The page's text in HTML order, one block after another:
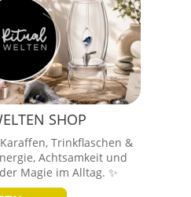
SHOP
Trinkflaschen &
Achtsamkeit und
Magie im Alltag. ✨